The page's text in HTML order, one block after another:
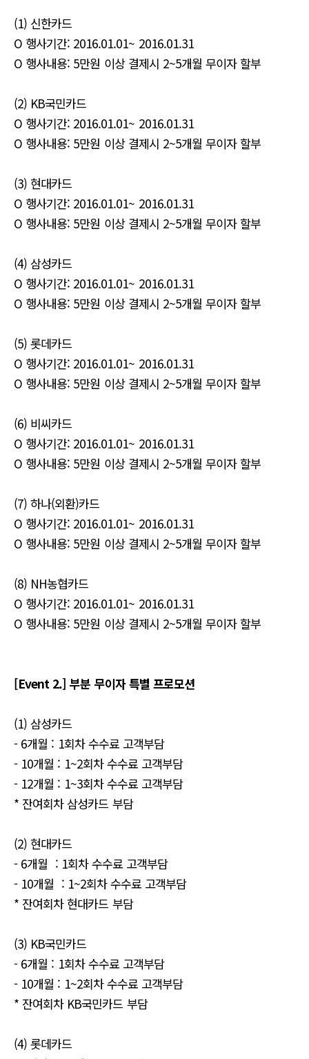
(1) 신한카드
O 행사기간: 2016.01.01~ 2016.01.31
O 행사내용: 5만원 이상 결제시 2~5개월 무이자 할부
(2) KB국민카드
O 행사기간: 2016.01.01~ 2016.01.31
O 행사내용: 5만원 이상 결제시 2~5개월 무이자 할부
(3) 현대카드
O 행사기간: 2016.01.01~ 2016.01.31
O 행사내용: 5만원 이상 결제시 2~5개월 무이자 할부
(4) 삼성카드
O 행사기간: 2016.01.01~ 2016.01.31
O 행사내용: 5만원 이상 결제시 2~5개월 무이자 할부
(5) 롯데카드
O 행사기간: 2016.01.01~ 2016.01.31
O 행사내용: 5만원 이상 결제시 2~5개월 무이자 할부
(6) 비씨카드
O 행사기간: 2016.01.01~ 2016.01.31
O 행사내용: 5만원 이상 결제시 2~5개월 무이자 할부
(7) 하나(외환)카드
O 행사기간: 2016.01.01~ 2016.01.31
O 행사내용: 5만원 이상 결제시 2~5개월 무이자 할부
(8) NH농협카드
O 행사기간: 2016.01.01~ 2016.01.31
O 행사내용: 5만원 이상 결제시 2~5개월 무이자 할부
[Event 2.] 부분 무이자 특별 프로모션
(1) 삼성카드
- 6개월 : 1회차 수수료 고객부담
- 10개월 : 1~2회차 수수료 고객부담
- 12개월 : 1~3회차 수수료 고객부담
* 잔여회차 삼성카드 부담
(2) 현대카드
- 6개월 : 1회차 수수료 고객부담
- 10개월 : 1~2회차 수수료 고객부담
* 잔여회차 현대카드 부담
(3) KB국민카드
- 6개월 : 1회차 수수료 고객부담
- 10개월 : 1~2회차 수수료 고객부담
* 잔여회차 KB국민카드 부담
(4) 롯데카드